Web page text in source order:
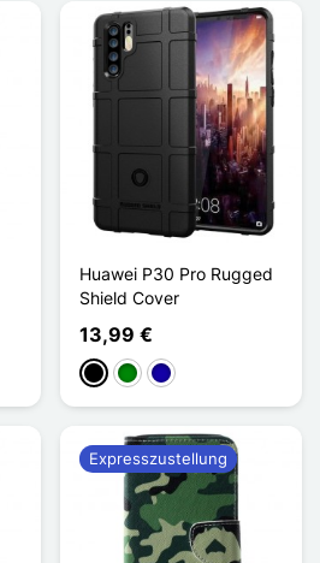
Huawei P30 Pro Rugged
Shield Cover
13,99 €
Schwarz
GrünDunkelblau
Expresszustellung